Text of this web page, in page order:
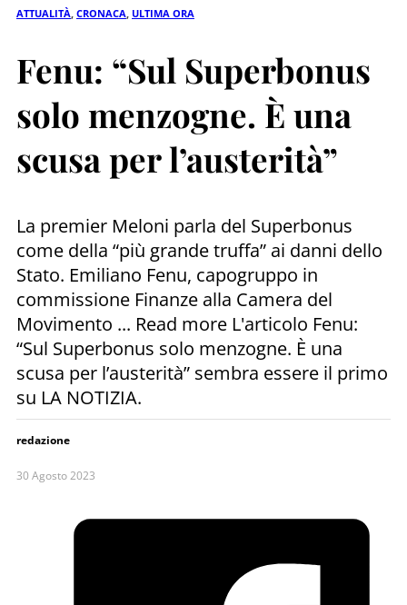
ATTUALITÀ CRONACA ULTIMA ORA
Fenu: “Sul Superbonus
solo menzogne. È una
scusa per l’austerità”
La premier Meloni parla del Superbonus
come della “più grande truffa” ai danni dello
Stato. Emiliano Fenu, capogruppo in
commissione Finanze alla Camera del
Movimento ... Read more L'articolo Fenu:
“Sul Superbonus solo menzogne. È una
scusa per l’austerità” sembra essere il primo
su LA NOTIZIA.
redazione
30 Agosto 2023